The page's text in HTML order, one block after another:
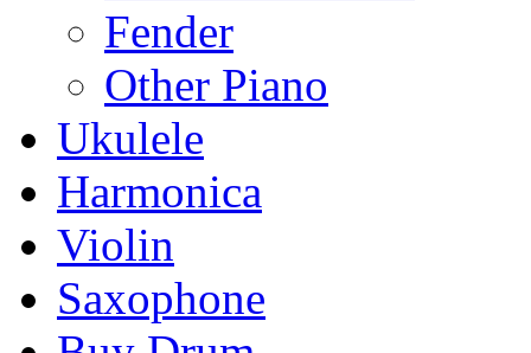
Fender
Other Piano
Ukulele
Harmonica
Violin
Saxophone